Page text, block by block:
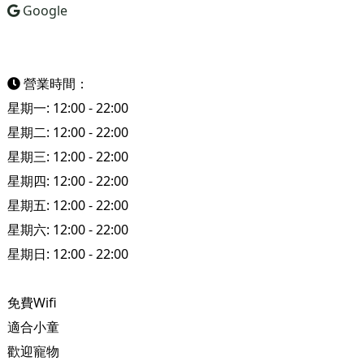
Google
營業時間：
星期一: 12:00 - 22:00
星期二: 12:00 - 22:00
星期三: 12:00 - 22:00
星期四: 12:00 - 22:00
星期五: 12:00 - 22:00
星期六: 12:00 - 22:00
星期日: 12:00 - 22:00
免費Wifi
適合小童
歡迎寵物